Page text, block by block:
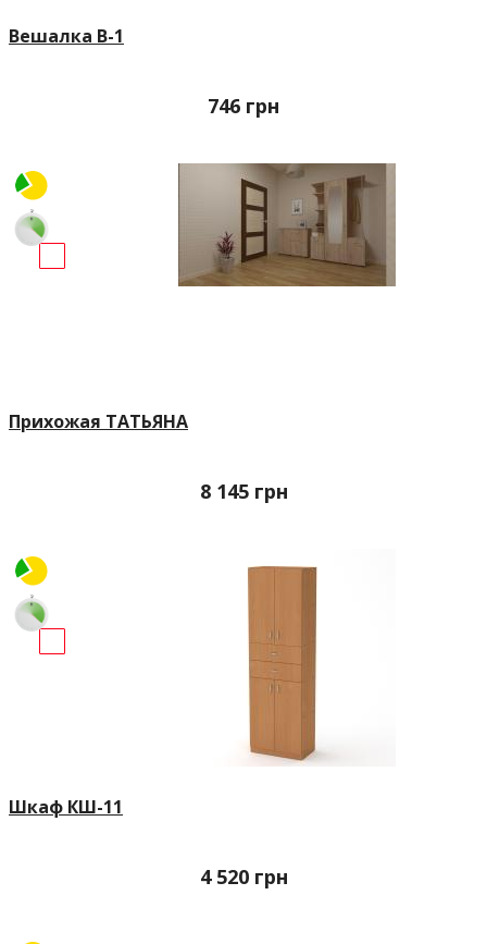
Вешалка В-1
746 грн
Прихожая ТАТЬЯНА
8 145 грн
Шкаф КШ-11
4 520 грн